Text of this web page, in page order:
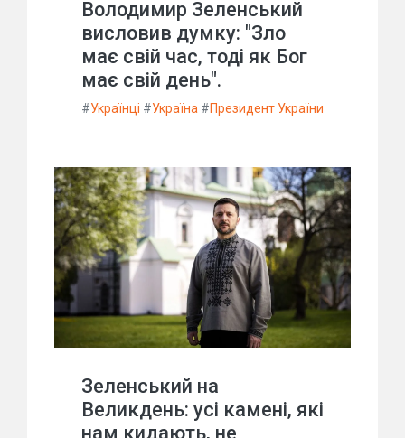
Володимир Зеленський
висловив думку: "Зло
має свій час, тоді як Бог
має свій день".
#Українці #Україна #Президент України
Зеленський на
Великдень: усі камені, які
нам кидають, не